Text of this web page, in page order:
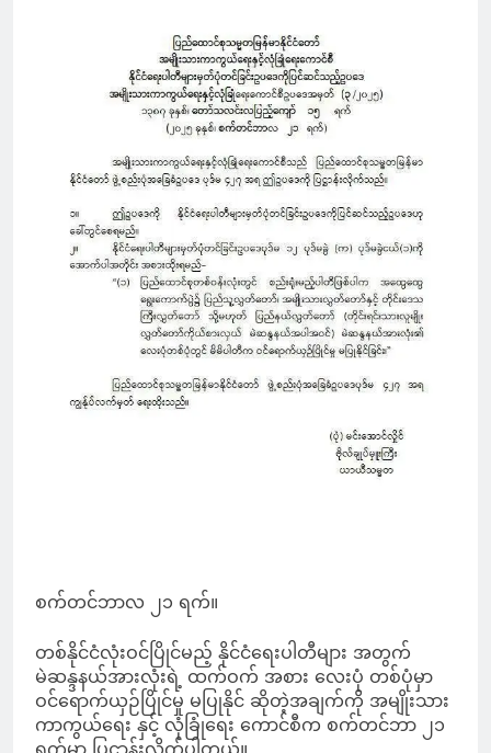
စက်တင်ဘာလ ၂၁ ရက်။
တစ်နိုင်ငံလုံးဝင်ပြိုင်မည့် နိုင်ငံရေးပါတီများ အတွက်
မဲဆန္ဒနယ်အားလုံးရဲ့ ထက်ဝက် အစား လေးပုံ တစ်ပုံမှာ
ဝင်ရောက်ယှဉ်ပြိုင်မှု မပြုနိုင် ဆိုတဲ့အချက်ကို အမျိုးသား
ကာကွယ်ရေး နှင့် လုံခြုံရေး ကောင်စီက စက်တင်ဘာ ၂၁